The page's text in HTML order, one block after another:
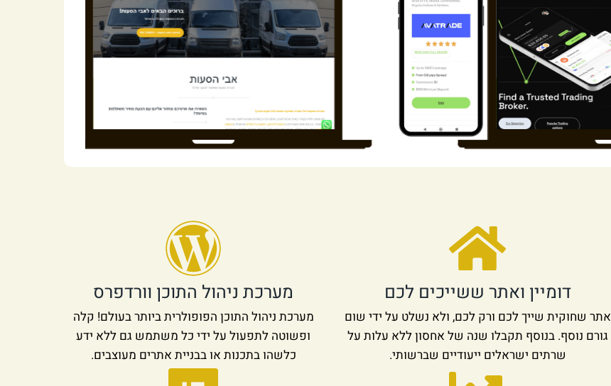
דומיין ואתר ששייכים לכם
אתר שחוקית שייך לכם ורק לכם, ולא נשלט על ידי שום
גורם נוסף. בנוסף תקבלו שנה של אחסון ללא עלות על
שרתים ישראלים ייעודיים שברשותי.
מערכת ניהול התוכן וורדפרס
מערכת ניהול התוכן הפופולרית ביותר בעולם! קלה
ופשוטה לתפעול על ידי כל משתמש גם ללא ידע
כלשהו בתכנות או בבניית אתרים מעוצבים.